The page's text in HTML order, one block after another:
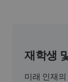
재학생
미래 인재